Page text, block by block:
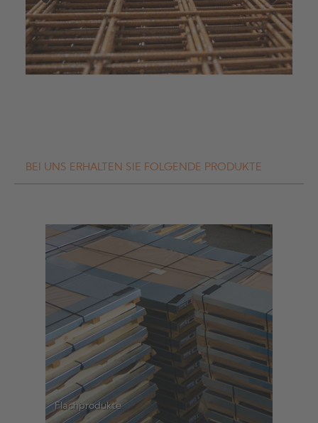
Previous Next
BEI UNS ERHALTEN SIE FOLGENDE PRODUKTE
Flachprodukte